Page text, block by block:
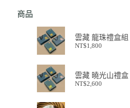
商品
雲藏 龍珠禮盒組
NT$1,800
雲藏 曉光山禮盒
NT$2,600